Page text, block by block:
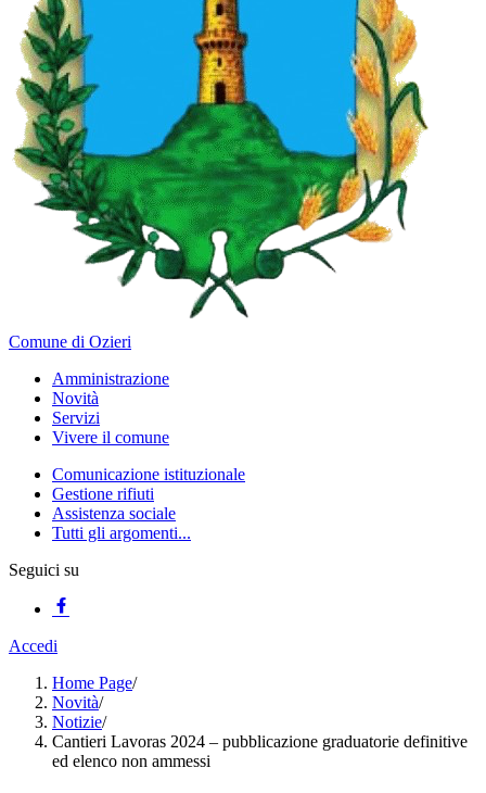
Comune di Ozieri
Amministrazione
Novità
Servizi
Vivere il comune
Comunicazione istituzionale
Gestione rifiuti
Assistenza sociale
Tutti gli argomenti...
Seguici su
Accedi
Home Page/
Novità/
Notizie/
Cantieri Lavoras 2024 – pubblicazione graduatorie definitive
ed elenco non ammessi